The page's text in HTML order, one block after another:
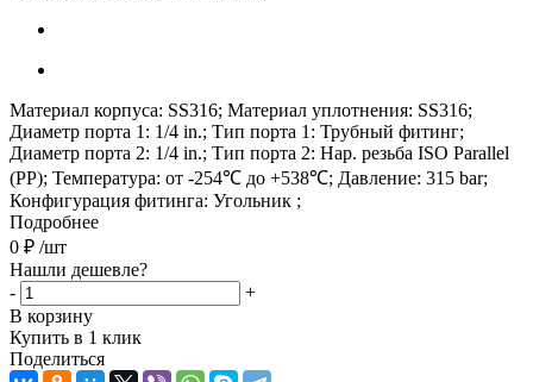
Материал корпуса: SS316; Материал уплотнения: SS316;
Диаметр порта 1: 1/4 in.; Тип порта 1: Трубный фитинг;
Диаметр порта 2: 1/4 in.; Тип порта 2: Нар. резьба ISO Parallel
(PP); Температура: от -254℃ до +538℃; Давление: 315 bar;
Конфигурация фитинга: Угольник ;
Подробнее
0 ₽ /шт
Нашли дешевле?
-
+
В корзину
Купить в 1 клик
Поделиться